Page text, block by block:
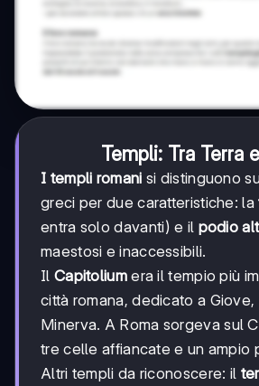
Templi: Tra Terra
I templi romani si distinguono
greci per due caratteristiche: la
entra solo davanti) e il podio
maestosi e inaccessibili.
Il Capitoliumera il tempio più
città romana, dedicato a Giove,
Minerva. A Roma sorgeva sul
tre celle affiancate e un ampio
Altri templi da riconoscere: il